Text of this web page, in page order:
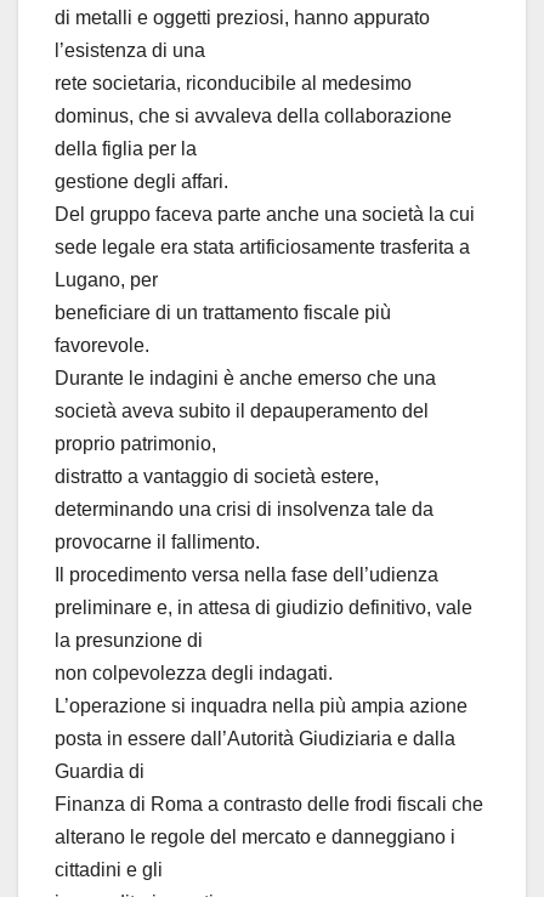
di metalli e oggetti preziosi, hanno appurato
l’esistenza di una
rete societaria, riconducibile al medesimo
dominus, che si avvaleva della collaborazione
della figlia per la
gestione degli affari.
Del gruppo faceva parte anche una società la cui
sede legale era stata artificiosamente trasferita a
Lugano, per
beneficiare di un trattamento fiscale più
favorevole.
Durante le indagini è anche emerso che una
società aveva subito il depauperamento del
proprio patrimonio,
distratto a vantaggio di società estere,
determinando una crisi di insolvenza tale da
provocarne il fallimento.
Il procedimento versa nella fase dell’udienza
preliminare e, in attesa di giudizio definitivo, vale
la presunzione di
non colpevolezza degli indagati.
L’operazione si inquadra nella più ampia azione
posta in essere dall’Autorità Giudiziaria e dalla
Guardia di
Finanza di Roma a contrasto delle frodi fiscali che
alterano le regole del mercato e danneggiano i
cittadini e gli